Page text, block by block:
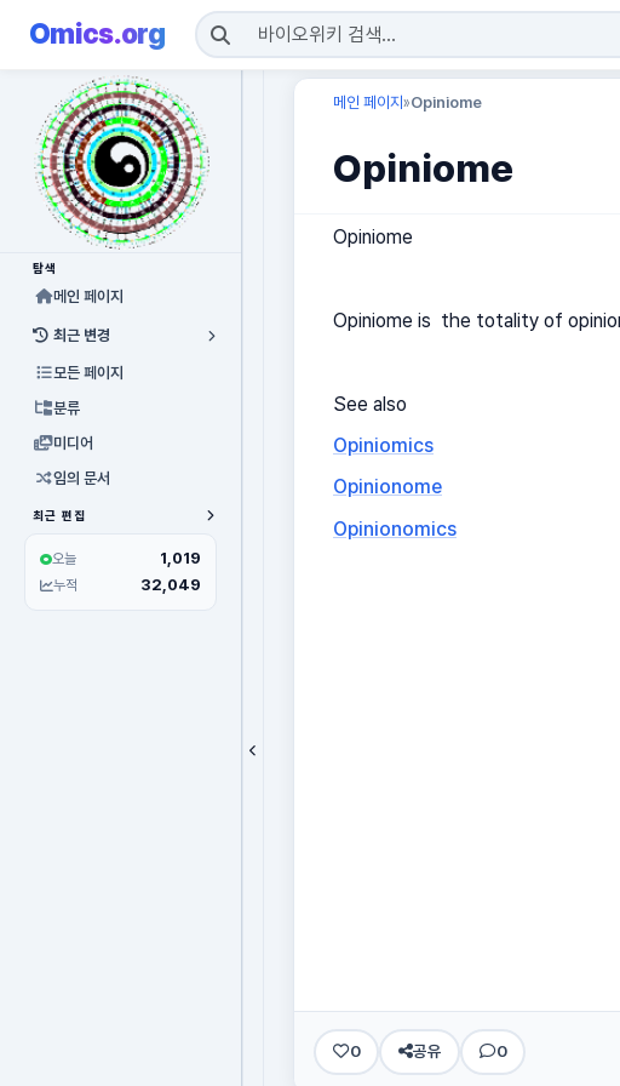
Omics.org
탐색
메인 페이지
최근 변경
모든 페이지
분류
미디어
임의 문서
최근 편집
오늘 1,019
누적 32,049
메인 페이지 »Opiniome
Opiniome
Opiniome
Opiniome is the totality of
See also
Opiniomics
Opinionome
Opinionomics
0 공유 0